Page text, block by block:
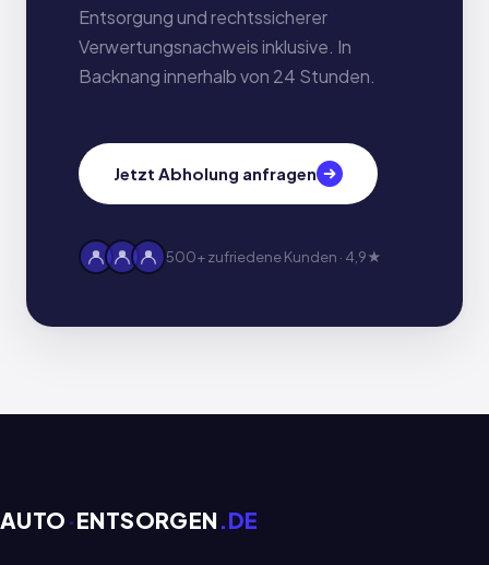
Entsorgung und rechtssicherer
Verwertungsnachweis inklusive. In
Backnang innerhalb von 24 Stunden.
Jetzt Abholung anfragen
500+ zufriedene Kunden · 4,9★
AUTO ·ENTSORGEN .DE